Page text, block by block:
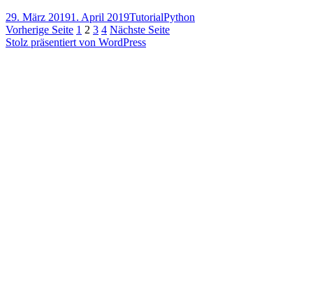
Veröffentlicht
am
29. März 20191. April 2019Kategorien
TutorialSchlagwörter
Python
Seitennummerierung
der
Vorherige Seite Seite
1 Seite
2 Seite
3 Seite
4 Nächste Seite
Stolz präsentiert von WordPress